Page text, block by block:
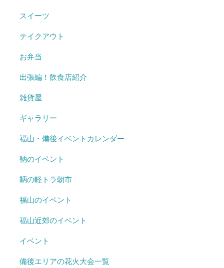
スイーツ
テイクアウト
お弁当
出張編！飲食店紹介
雑貨屋
ギャラリー
福山・備後イベントカレンダー
鞆のイベント
鞆の軽トラ朝市
福山のイベント
福山近郊のイベント
イベント
備後エリアの花火大会一覧